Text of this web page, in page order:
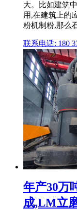
大。比如建筑
用,在建筑上的
粉机制粉,那么
联系电话: 180
年产30万
成,LM立